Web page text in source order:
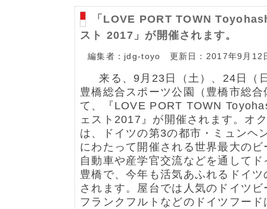
「LOVE PORT TOWN
スト 2017」が開催されます。
編集者：jdg-toyo 更新日：2017年9月12
来る、9月23日（土）、24日（
豊橋総合スポーツ公園（豊橋市総
て、『LOVE PORT TOWN
ェスト2017』が開催されます。オ
は、ドイツの第3の都市・ミュンヘ
にわたって開催される世界最大の
自動車や産学官交流などを通して
豊橋で、今年も活気あふれるドイ
されます。屋台では人気のドイツ
フランクフルトなどのドイツフー